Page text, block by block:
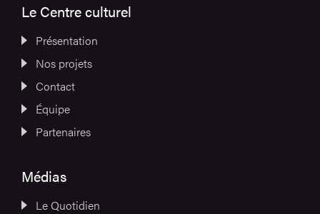
Le Centre culturel
Présentation
Nos projets
Contact
Équipe
Partenaires
Médias
Le Quotidien